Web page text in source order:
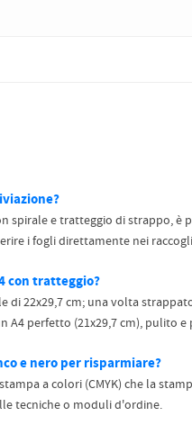
spirale e tratteggio di strappo, è
i fogli direttamente nei
con tratteggio?
di 22x29,7 cm; una volta
perfetto (21x29,7 cm), pulito e
e nero per risparmiare?
a colori (CMYK) che la
tecniche o moduli d'ordine.